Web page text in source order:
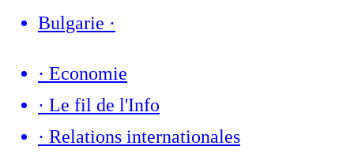
Bulgarie ·
· Economie
· Le fil de l'Info
· Relations internationales